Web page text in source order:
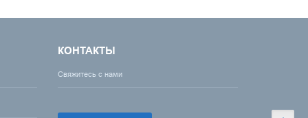
КОНТАКТЫ
Свяжитесь с нами